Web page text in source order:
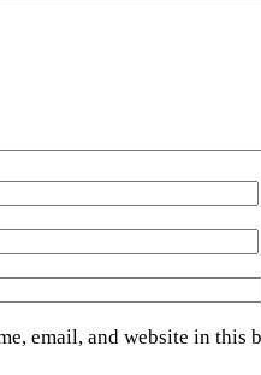
email, and website in